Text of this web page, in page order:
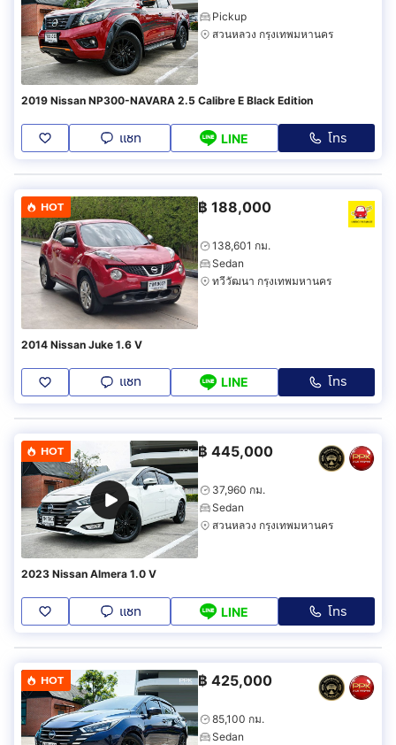
Pickup
สวนหลวง กรุงเทพมหานคร
2019 Nissan NP300-NAVARA 2.5 Calibre E Black Edition
แชท LINE โทร
HOT ฿ 188,000
138,601 กม.
Sedan
ทวีวัฒนา กรุงเทพมหานคร
2014 Nissan Juke 1.6 V
แชท LINE โทร
HOT ฿ 445,000
37,960 กม.
Sedan
สวนหลวง กรุงเทพมหานคร
2023 Nissan Almera 1.0 V
แชท LINE โทร
HOT ฿ 425,000
85,100 กม.
Sedan